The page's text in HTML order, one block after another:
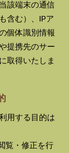
該端末の通信
含む）、IPア
個体識別情報
提携先のサー
取得いたしま
用する目的は
覧・修正を行